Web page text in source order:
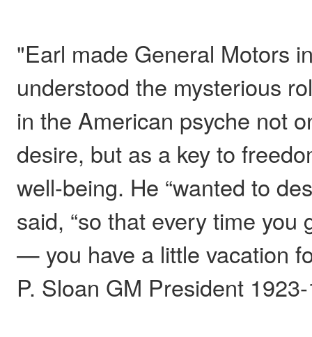
"Earl made General Motors
understood the mysterious
in the American psyche not
desire, but as a key to
well-being. He “wanted to
said, “so that every time you
— you have a little vacation
P. Sloan GM President